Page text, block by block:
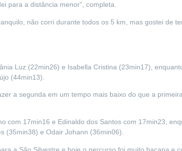
para a distância menor”, completa.
não corri durante todos os 5 km, mas gostei de
Luz (22min26) e Isabella Cristina (23min17),
(44min13).
a segunda em um tempo mais baixo do que a
com 17min16 e Edinaldo dos Santos com 17min23,
(35min38) e Odair Johann (36min06).
a São Silvestre e hoje o percurso foi muito bacana e